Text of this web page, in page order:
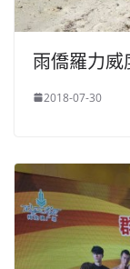
雨僑羅力
2018-07-30